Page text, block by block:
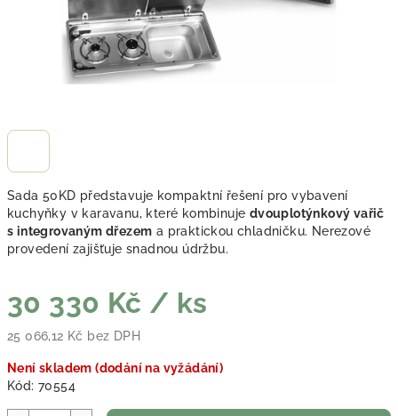
Sada 50KD představuje kompaktní řešení pro vybavení
kuchyňky v karavanu, které kombinuje dvouplotýnkový vařič
s integrovaným dřezem a praktickou chladničku. Nerezové
provedení zajišťuje snadnou údržbu.
30 330 Kč / ks
25 066,12 Kč bez DPH
Není skladem (dodání na vyžádání)
Kód: 70554